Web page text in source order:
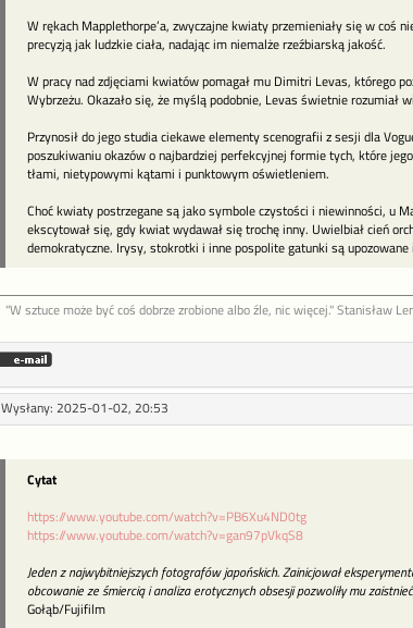
W rękach Mapplethorpe’a, zwyczajne kwiaty przemieniały się w coś
precyzją jak ludzkie ciała, nadając im niemalże rzeźbiarską jakość.
W pracy nad zdjęciami kwiatów pomagał mu Dimitri Levas, którego
Wybrzeżu. Okazało się, że myślą podobnie, Levas świetnie rozumiał
Przynosił do jego studia ciekawe elementy scenografii z sesji dla
poszukiwaniu okazów o najbardziej perfekcyjnej formie tych, które
tłami, nietypowymi kątami i punktowym oświetleniem.
Choć kwiaty postrzegane są jako symbole czystości i niewinności, u
ekscytował się, gdy kwiat wydawał się trochę inny. Uwielbiał cień
demokratyczne. Irysy, stokrotki i inne pospolite gatunki są
"W sztu­ce może być coś dob­rze zro­bione al­bo źle, nic więcej." Stanisław
Wysłany: 2025-01-02, 20:53
Cytat
https://www.youtube.com/watch?v=PB6Xu4ND0tg
https://www.youtube.com/watch?v=gan97pVkqS8
Jeden z najwybitniejszych fotografów japońskich. Zainicjował
obcowanie ze śmiercią i analiza erotycznych obsesji pozwoliły mu
Gołąb/Fujifilm